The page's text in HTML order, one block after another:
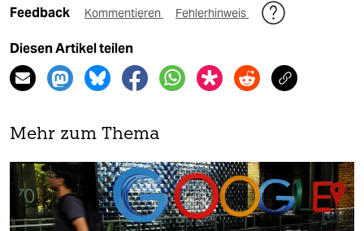
Feedback Kommentieren Fehlerhinweis
Diesen Artikel teilen
Mehr zum Thema